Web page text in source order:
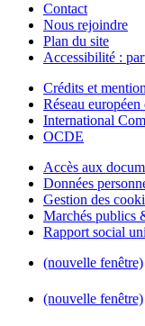
Contact
Nous rejoindre
Plan du site
Accessibilité :
Crédits et
Réseau
International
OCDE
Accès aux
Données
Gestion des
Marchés publics
Rapport social
(nouvelle fenêtre)
(nouvelle fenêtre)